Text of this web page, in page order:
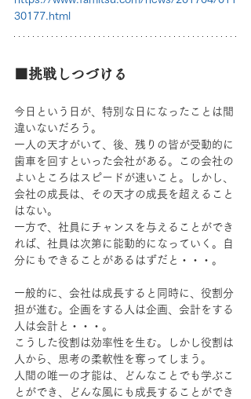
30177.html
■挑戦しつづける
今日という日が、特別な日になったことは間
違いないだろう。
一人の天才がいて、後、残りの皆が受動的に
歯車を回すといった会社がある。この会社の
よいところはスピードが速いこと。しかし、
会社の成長は、その天才の成長を超えること
はない。
一方で、社員にチャンスを与えることができ
れば、社員は次第に能動的になっていく。自
分にもできることがあるはずだと・・・。
一般的に、会社は成長すると同時に、役割分
担が進む。企画をする人は企画、会計をする
人は会計と・・・。
こうした役割は効率性を生む。しかし役割は
人から、思考の柔軟性を奪ってしまう。
人間の唯一の才能は、どんなことでも学ぶこ
とができ、どんな風にも成長することができ